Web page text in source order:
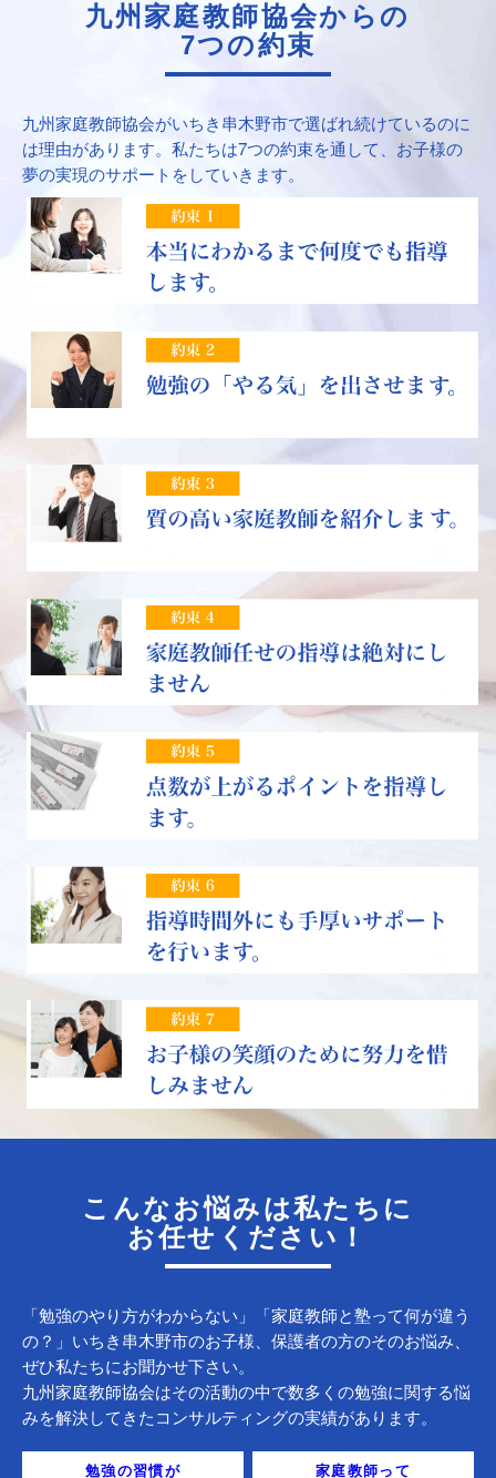
九州家庭教師協会からの
7つの約束
九州家庭教師協会がいちき串木野市で選ばれ続けているのに
は理由があります。私たちは7つの約束を通して、お子様の
夢の実現のサポートをしていきます。
こんなお悩みは私たちに
お任せください！
「勉強のやり方がわからない」「家庭教師と塾って何が違う
の？」いちき串木野市のお子様、保護者の方のそのお悩み、
ぜひ私たちにお聞かせ下さい。
九州家庭教師協会はその活動の中で数多くの勉強に関する悩
みを解決してきたコンサルティングの実績があります。
勉強の習慣が 家庭教師って